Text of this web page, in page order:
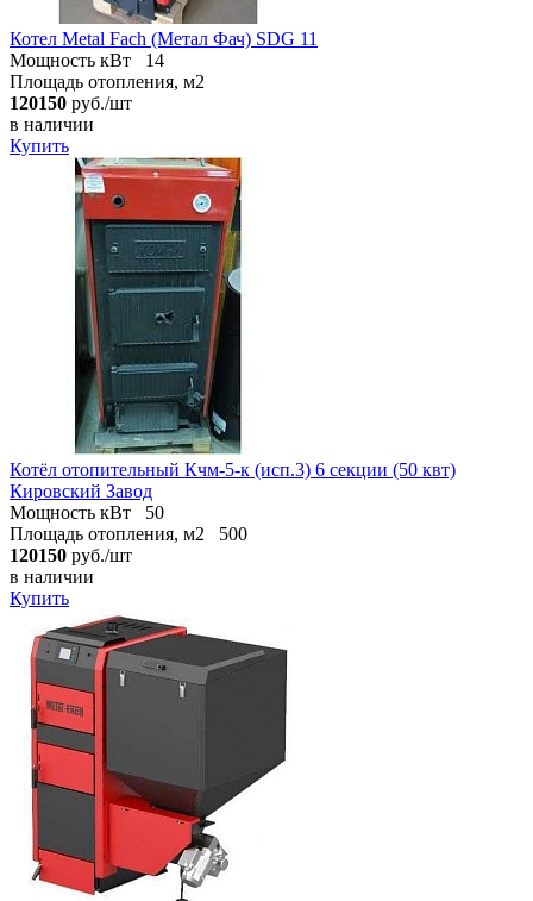
Котел Metal Fach (Метал Фач) SDG 11
Мощность кВт
14
Площадь отопления, м2
120150 руб./шт
в наличии
Купить
Котёл отопительный Кчм-5-к (исп.3) 6 секции (50 квт)
Кировский Завод
Мощность кВт
50
Площадь отопления, м2
500
120150 руб./шт
в наличии
Купить